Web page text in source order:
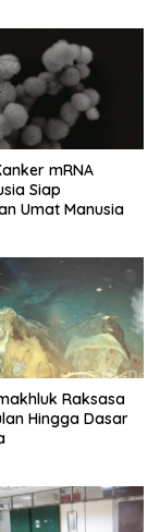
mRNA
Siap
Umat Manusia
Raksasa
Hingga Dasar